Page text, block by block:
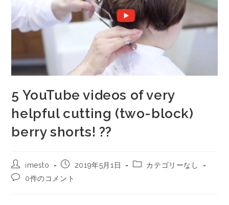
5 YouTube videos of very
helpful cutting (two-block)
berry shorts! ??
imesto 2019年5月1日
カテゴリーなし
0件のコメント